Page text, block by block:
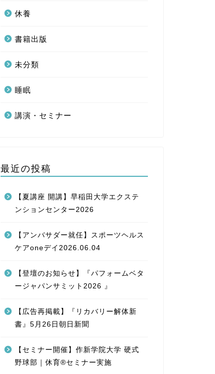
休養
書籍出版
未分類
睡眠
講演・セミナー
最近の投稿
【夏講座 開講】早稲田大学エクステ
ンションセンター2026
【アンバサダー就任】スポーツヘルス
ケアoneデイ2026.06.04
【登壇のお知らせ】『パフォームベタ
ージャパンサミット2026 』
【広告再掲載】『リカバリー解体新
書』5月26日朝日新聞
【セミナー開催】作新学院大学 硬式
野球部｜休育®セミナー実施